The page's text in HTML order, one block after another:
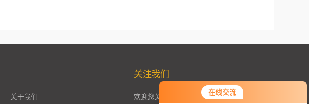
在线交流
关于我们
关注我们
欢迎您关注加我微信了解更多信息：